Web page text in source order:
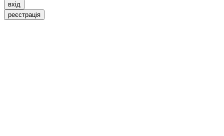
вхід
реєстрація